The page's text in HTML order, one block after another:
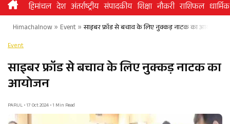
हिमांचल देश अंतर्राष्ट्रीय संपादकीय शिक्षा नौकरी राशिफल धार्मिक
Himachalnow» Event» साइबर फ्रॉड से बचाव के लिए नुक्कड़ नाटक का आयोजन
Event
साइबर फ्रॉड से बचाव के लिए नुक्कड़ नाटक का
आयोजन
PARUL • 17 Oct 2024 • 1 Min Read